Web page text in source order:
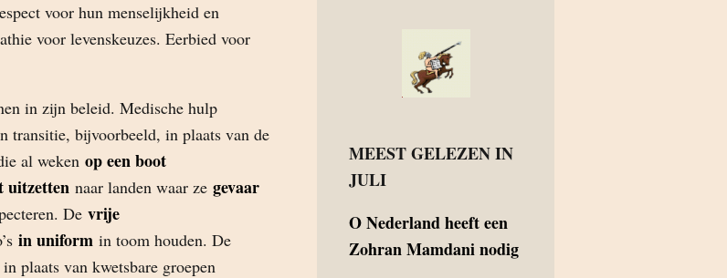
voor hun menselijkheid en
voor levenskeuzes. Eerbied voor
in zijn beleid. Medische hulp
transitie, bijvoorbeeld, in plaats van de
al weken op een boot
uitzetten naar landen waar ze gevaar
De vrije
in uniform in toom houden. De
plaats van kwetsbare groepen
MEEST GELEZEN IN
JULI
ONederland heeft een
Zohran Mamdani nodig